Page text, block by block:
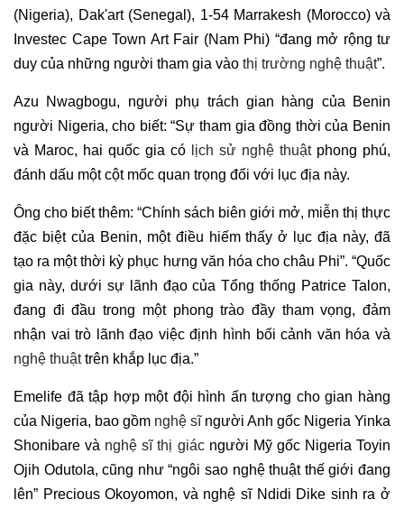
(Nigeria), Dak'art (Senegal), 1-54 Marrakesh (Morocco) và
Investec Cape Town Art Fair (Nam Phi) “đang mở rộng tư
duy của những người tham gia vào thị trường nghệ thuật”.
Azu Nwagbogu, người phụ trách gian hàng của Benin
người Nigeria, cho biết: “Sự tham gia đồng thời của Benin
và Maroc, hai quốc gia có
lịch sử nghệ thuậtphong phú,
đánh dấu một cột mốc quan trọng đối với lục địa này.
Ông cho biết thêm: “Chính sách biên giới mở, miễn thị thực
đặc biệt của Benin, một điều hiếm thấy ở lục địa này, đã
tạo ra một thời kỳ phục hưng văn hóa cho châu Phi”. “Quốc
gia này, dưới sự lãnh đạo của Tổng thống Patrice Talon,
đang đi đầu trong một phong trào đầy tham vọng, đảm
nhận vai trò lãnh đạo việc định hình bối cảnh văn hóa và
nghệ thuậttrên khắp lục địa.”
Emelife đã tập hợp một đội hình ấn tượng cho gian hàng
của Nigeria, bao gồm nghệ sĩ người Anh gốc Nigeria Yinka
Shonibare và nghệ sĩ thị giácngười Mỹ gốc Nigeria Toyin
Ojih Odutola, cũng như “ngôi sao nghệ thuật thế giới đang
lên” Precious Okoyomon, và nghệ sĩ Ndidi Dike sinh ra ở